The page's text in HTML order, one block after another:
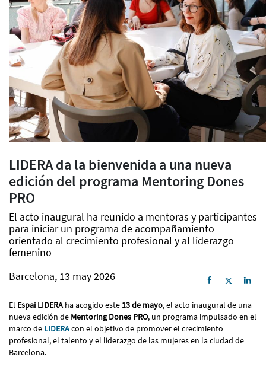
LIDERA da la bienvenida a una nueva
edición del programa Mentoring Dones
PRO
El acto inaugural ha reunido a mentoras y participantes
para iniciar un programa de acompañamiento
orientado al crecimiento profesional y al liderazgo
femenino
Barcelona, 13 may 2026
El Espai LIDERA ha acogido este 13 de mayo, el acto inaugural de una
nueva edición de Mentoring Dones PRO, un programa impulsado en el
marco de LIDERAcon el objetivo de promover el crecimiento
profesional, el talento y el liderazgo de las mujeres en la ciudad de
Barcelona.